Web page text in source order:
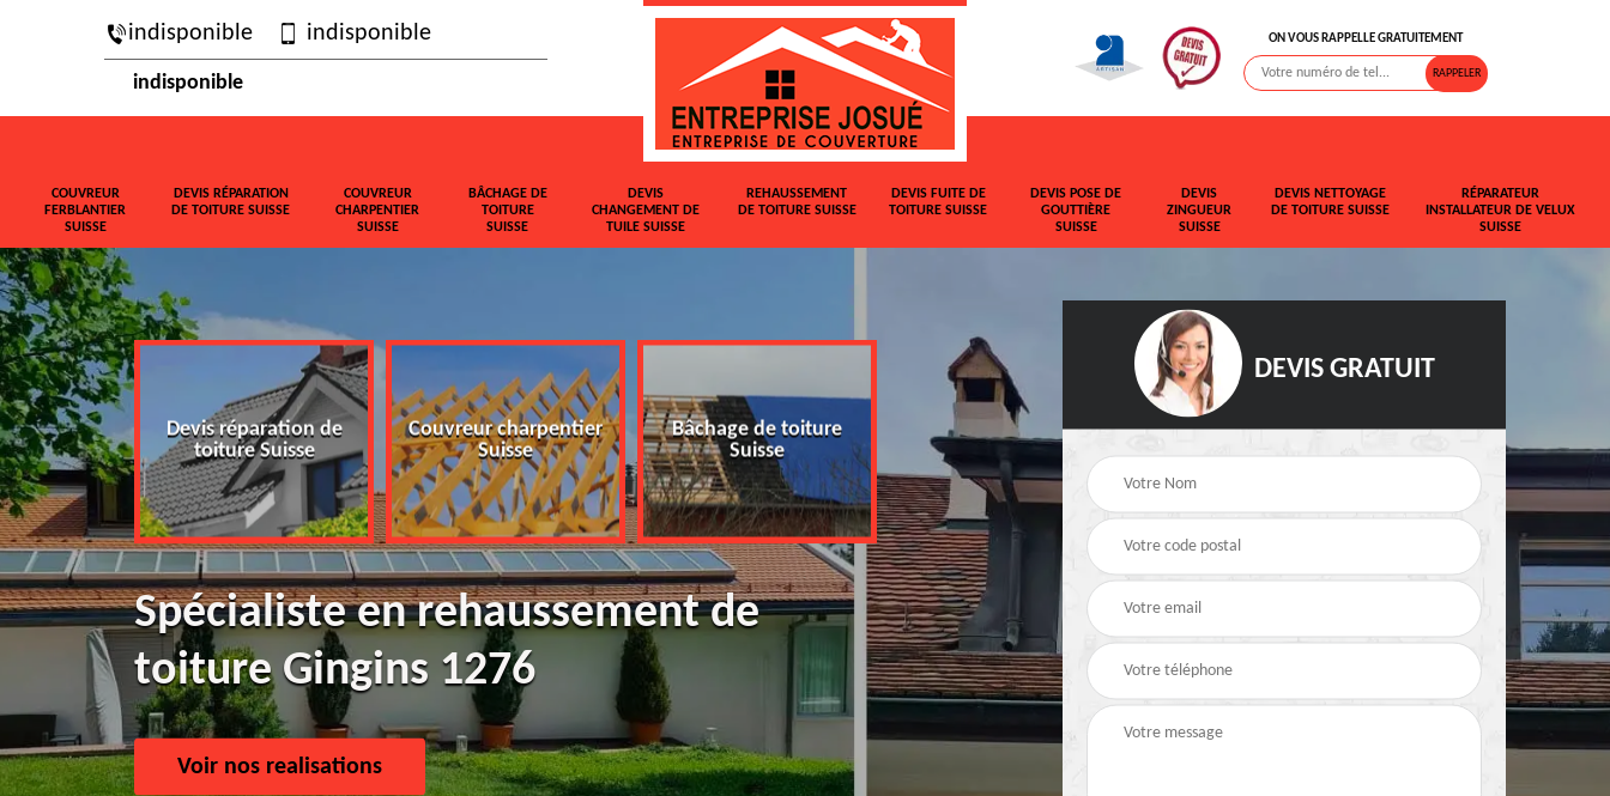
indisponible indisponible
indisponible
ON VOUS RAPPELLE GRATUITEMENT
COUVREUR
FERBLANTIER
SUISSE
DEVIS RÉPARATION
DE TOITURE SUISSE
COUVREUR
CHARPENTIER
SUISSE
BÂCHAGE DE
TOITURE
SUISSE
DEVIS
CHANGEMENT DE
TUILE SUISSE
REHAUSSEMENT
DE TOITURE SUISSE
DEVIS FUITE DE
TOITURE SUISSE
DEVIS POSE DE
GOUTTIÈRE
SUISSE
DEVIS
ZINGUEUR
SUISSE
DEVIS NETTOYAGE
DE TOITURE SUISSE
RÉPARATEUR
INSTALLATEUR DE VELUX
SUISSE
Devis réparation de
toiture Suisse
Couvreur charpentier
Suisse
Bâchage de toiture
Suisse
Devis changement de
tuile Suisse
Rehaussement de
Devis fuite de toiture
Suisse
Spécialiste en rehaussement de
toiture Gingins 1276
Voir nos realisations
DEVIS GRATUIT